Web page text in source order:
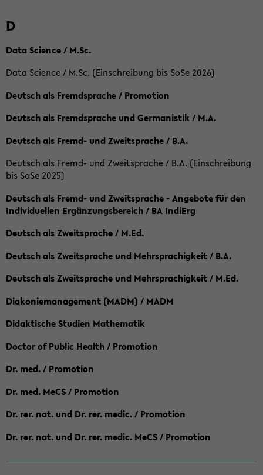
D
Data Science / M.Sc.
Data Science / M.Sc. (Einschreibung bis SoSe 2026)
Deutsch als Fremdsprache / Promotion
Deutsch als Fremdsprache und Germanistik / M.A.
Deutsch als Fremd- und Zweitsprache / B.A.
Deutsch als Fremd- und Zweitsprache / B.A. (Einschreibung
bis SoSe 2025)
Deutsch als Fremd- und Zweitsprache - Angebote für den
Individuellen Ergänzungsbereich / BA IndiErg
Deutsch als Zweitsprache / M.Ed.
Deutsch als Zweitsprache und Mehrsprachigkeit / B.A.
Deutsch als Zweitsprache und Mehrsprachigkeit / M.Ed.
Diakoniemanagement (MADM) / MADM
Didaktische Studien Mathematik
Doctor of Public Health / Promotion
Dr. med. / Promotion
Dr. med. MeCS / Promotion
Dr. rer. nat. und Dr. rer. medic. / Promotion
Dr. rer. nat. und Dr. rer. medic. MeCS / Promotion